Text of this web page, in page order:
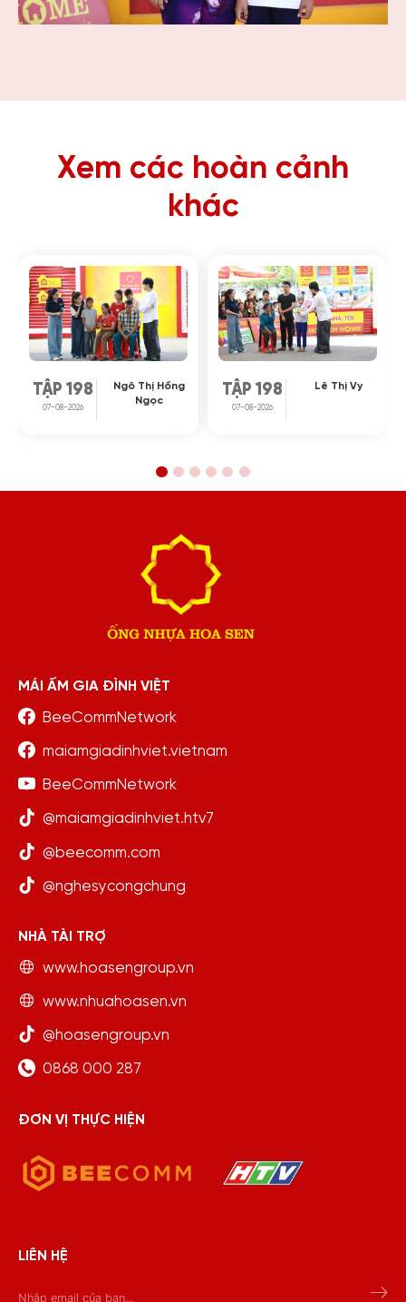
Xem các hoàn cảnh
khác
TẬP 198
07-08-2026
Ngô Thị Hồng
Ngọc
TẬP 198
07-08-2026
Lê Thị Vy
MÁI ẤM GIA ĐÌNH VIỆT
BeeCommNetwork
maiamgiadinhviet.vietnam
BeeCommNetwork
@maiamgiadinhviet.htv7
@beecomm.com
@nghesycongchung
NHÀ TÀI TRỢ
www.hoasengroup.vn
www.nhuahoasen.vn
@hoasengroup.vn
0868 000 287
ĐƠN VỊ THỰC HIỆN
LIÊN HỆ